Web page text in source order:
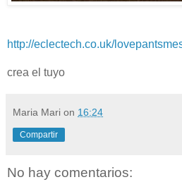
http://eclectech.co.uk/
crea el tuyo
Maria Mari on 16:24
Compartir
No hay comentarios: